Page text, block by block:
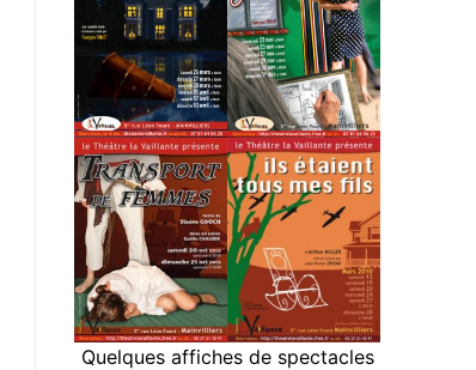
Quelques affiches de spectacles